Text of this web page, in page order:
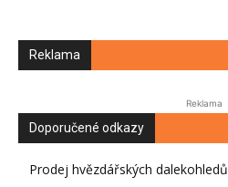
Reklama
Reklama
Doporučené odkazy
Prodej hvězdářských dalekohledů